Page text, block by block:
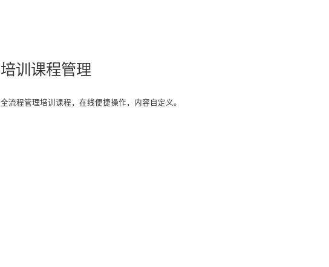
培训课程管理
全流程管理培训课程，在线便捷操作，内容自定义。